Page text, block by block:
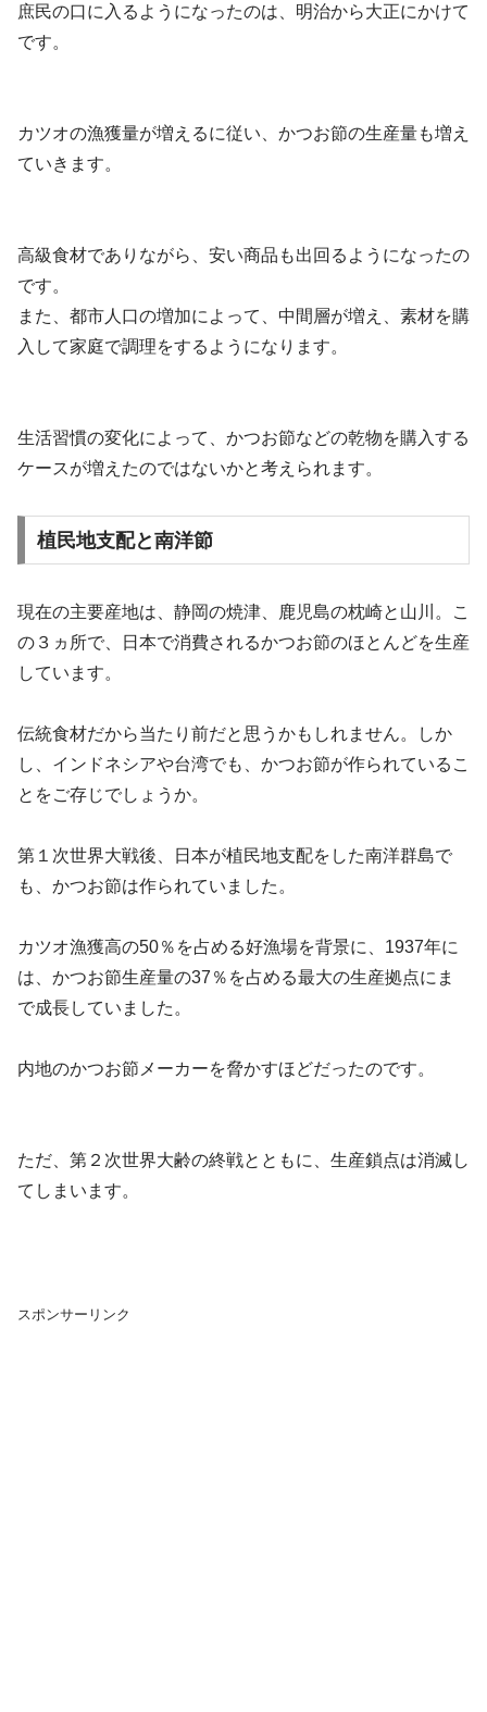
庶民の口に入るようになったのは、明治から大正にかけて
です。
カツオの漁獲量が増えるに従い、かつお節の生産量も増え
ていきます。
高級食材でありながら、安い商品も出回るようになったの
です。
また、都市人口の増加によって、中間層が増え、素材を購
入して家庭で調理をするようになります。
生活習慣の変化によって、かつお節などの乾物を購入する
ケースが増えたのではないかと考えられます。
植民地支配と南洋節
現在の主要産地は、静岡の焼津、鹿児島の枕崎と山川。こ
の３ヵ所で、日本で消費されるかつお節のほとんどを生産
しています。
伝統食材だから当たり前だと思うかもしれません。しか
し、インドネシアや台湾でも、かつお節が作られているこ
とをご存じでしょうか。
第１次世界大戦後、日本が植民地支配をした南洋群島で
も、かつお節は作られていました。
カツオ漁獲高の50％を占める好漁場を背景に、1937年に
は、かつお節生産量の37％を占める最大の生産拠点にま
で成長していました。
内地のかつお節メーカーを脅かすほどだったのです。
ただ、第２次世界大齢の終戦とともに、生産鎖点は消滅し
てしまいます。
スポンサーリンク